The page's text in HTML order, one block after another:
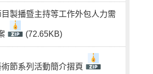
製播暨主持等工作外包人力需
(72.65KB)
節系列活動簡介摺頁